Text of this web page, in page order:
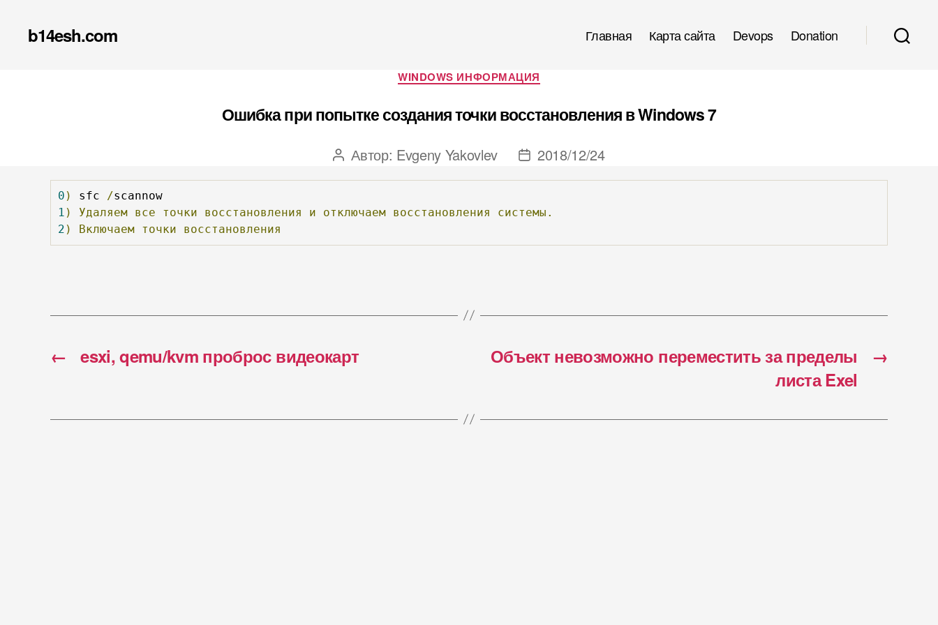
b14esh.com Главная Карта сайта Devops
Donation
Рубрики
WINDOWS ИНФОРМАЦИЯ
Ошибка при попытке создания точки восстановления в Windows 7
Автор
записи
Автор: Evgeny Yakovlev
Дата
записи
2018/12/24
0 ) sfc /
1 ) Удаляем все точки восстановления и отключаем восстановления
системы.
2 ) Включаем точки восстановления
← esxi, qemu/kvm проброс видеокарт →
Объект невозможно переместить за пределы
листа Exel